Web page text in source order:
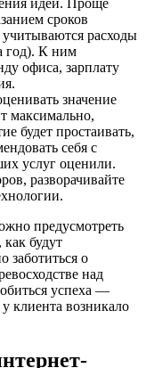
сроков
расходы
год). К ним
офиса, зарплату
значение
максимально,
будет простаивать,
себя с
услуг оценили.
разворачивайте
предусмотреть
будут
заботиться о
над
успеха —
клиента возникало